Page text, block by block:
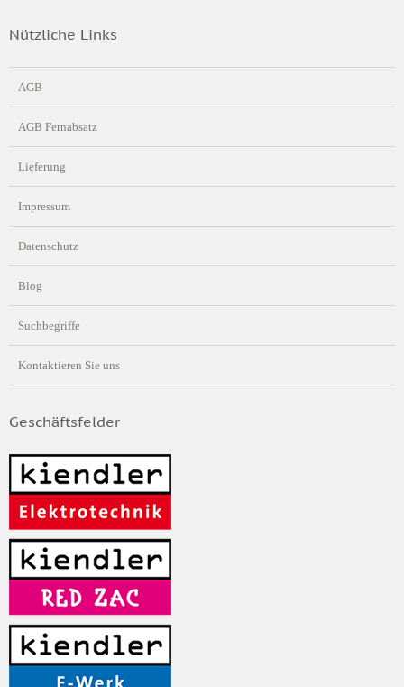
Nützliche Links
AGB
AGB Fernabsatz
Lieferung
Impressum
Datenschutz
Blog
Suchbegriffe
Kontaktieren Sie uns
Geschäftsfelder